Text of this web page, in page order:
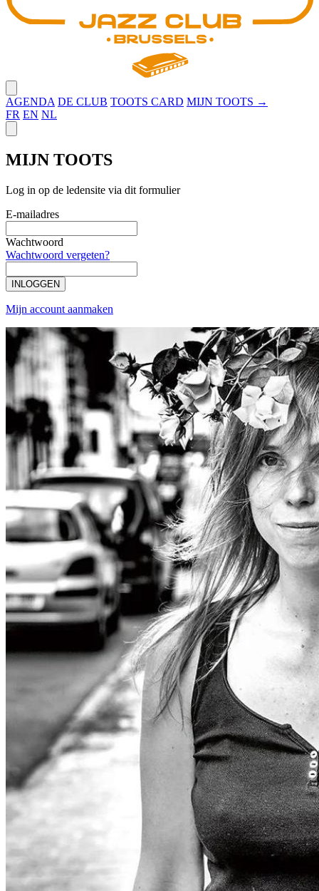
AGENDA DE CLUB TOOTS CARD MIJN TOOTS →
FR EN NL
MIJN TOOTS
Log in op de ledensite via dit formulier
E-mailadres
Wachtwoord
Wachtwoord vergeten?
INLOGGEN
Mijn account aanmaken